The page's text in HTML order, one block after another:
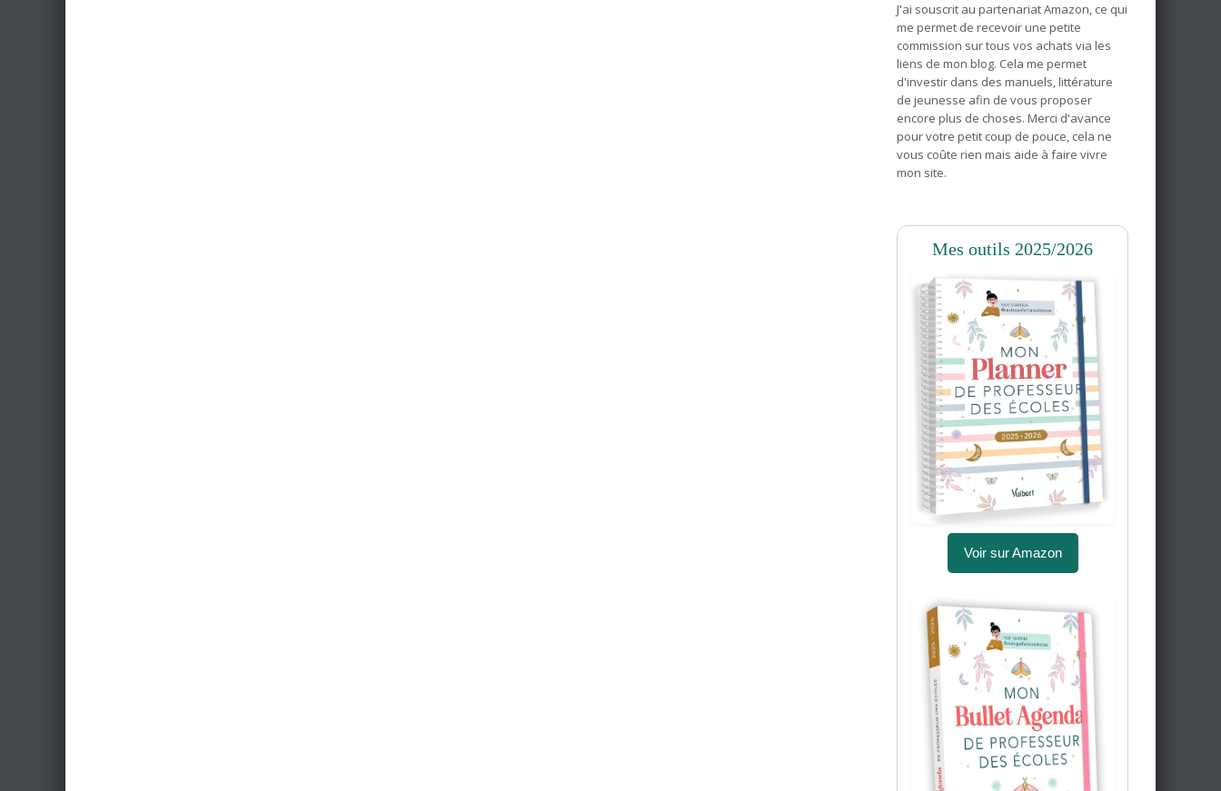
J'ai souscrit au partenariat Amazon, ce qui
me permet de recevoir une petite
commission sur tous vos achats via les
liens de mon blog. Cela me permet
d'investir dans des manuels, littérature
de jeunesse afin de vous proposer
encore plus de choses. Merci d'avance
pour votre petit coup de pouce, cela ne
vous coûte rien mais aide à faire vivre
mon site.
Mes outils 2025/2026
Voir sur Amazon